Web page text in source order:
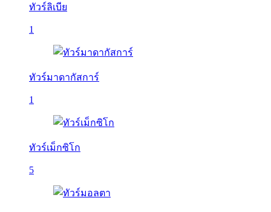
ทัวร์ลิเบีย
1
ทัวร์มาดากัสการ์
1
ทัวร์เม็กซิโก
5